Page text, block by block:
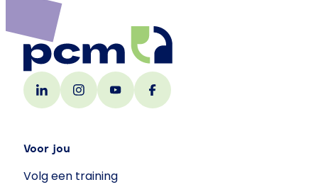
Voor jou
Volg een training